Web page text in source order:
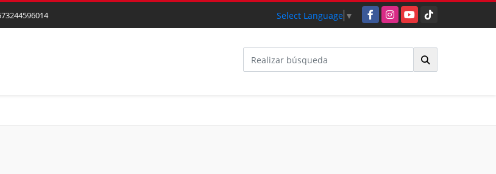
Select Language ▼ FacebookInstagramYouTubeTikTok